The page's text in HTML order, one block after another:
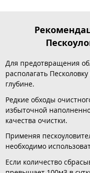
Для предотвращения
располагать
глубине.
Редкие обходы
избыточной
качества очистки.
Применяя
необходимо
Если количество